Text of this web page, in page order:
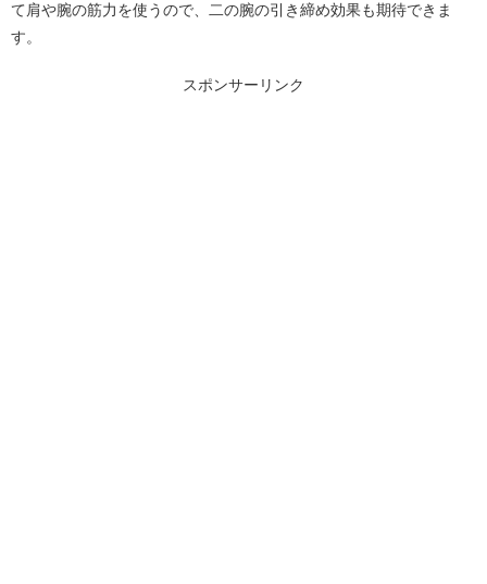
て肩や腕の筋力を使うので、二の腕の引き締め効果も期待できま
す。
スポンサーリンク